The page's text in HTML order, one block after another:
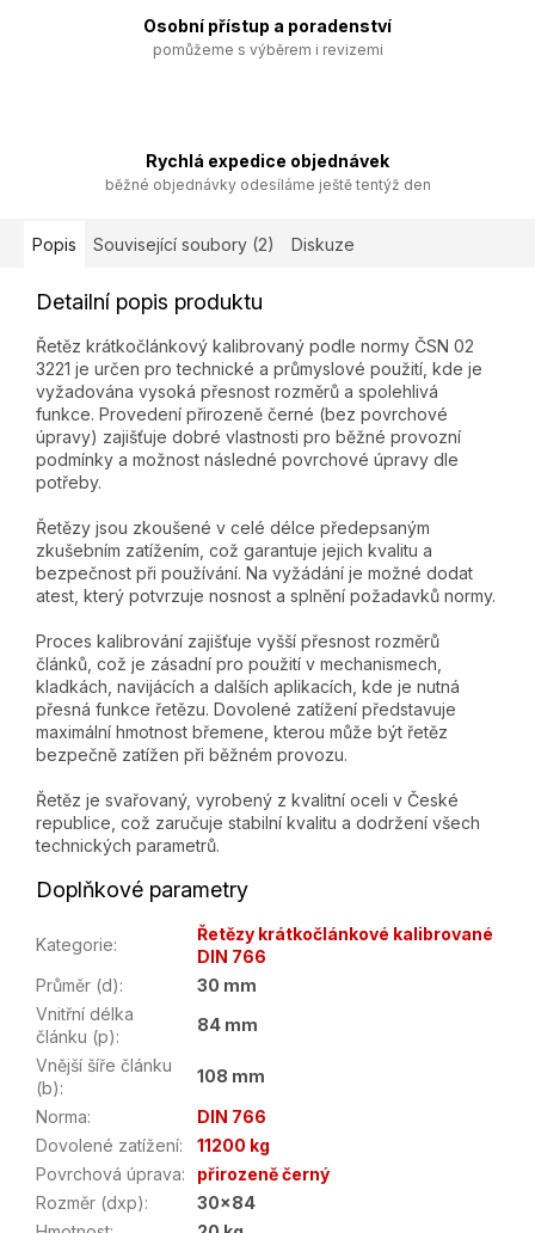
Osobní přístup a poradenství
pomůžeme s výběrem i revizemi
Rychlá expedice objednávek
běžné objednávky odesíláme ještě tentýž den
Popis Související soubory (2) Diskuze
Detailní popis produktu
Řetěz krátkočlánkový kalibrovaný podle normy ČSN 02
3221 je určen pro technické a průmyslové použití, kde je
vyžadována vysoká přesnost rozměrů a spolehlivá
funkce. Provedení přirozeně černé (bez povrchové
úpravy) zajišťuje dobré vlastnosti pro běžné provozní
podmínky a možnost následné povrchové úpravy dle
potřeby.
Řetězy jsou zkoušené v celé délce předepsaným
zkušebním zatížením, což garantuje jejich kvalitu a
bezpečnost při používání. Na vyžádání je možné dodat
atest, který potvrzuje nosnost a splnění požadavků normy.
Proces kalibrování zajišťuje vyšší přesnost rozměrů
článků, což je zásadní pro použití v mechanismech,
kladkách, navijácích a dalších aplikacích, kde je nutná
přesná funkce řetězu. Dovolené zatížení představuje
maximální hmotnost břemene, kterou může být řetěz
bezpečně zatížen při běžném provozu.
Řetěz je svařovaný, vyrobený z kvalitní oceli v České
republice, což zaručuje stabilní kvalitu a dodržení všech
technických parametrů.
Doplňkové parametry
Kategorie:
Řetězy krátkočlánkové kalibrované
DIN 766
Průměr (d):
30 mm
Vnitřní délka
článku (p):
84 mm
Vnější šíře článku
(b):
108 mm
Norma:
DIN 766
Dovolené zatížení:
11200 kg
Povrchová úprava:
přirozeně černý
Rozměr (dxp):
30x84